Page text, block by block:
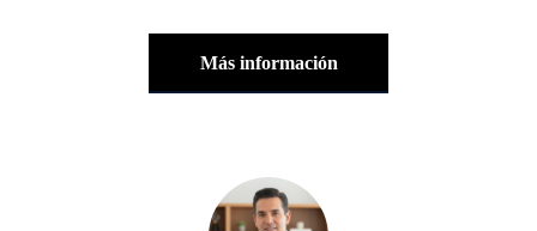
Más información